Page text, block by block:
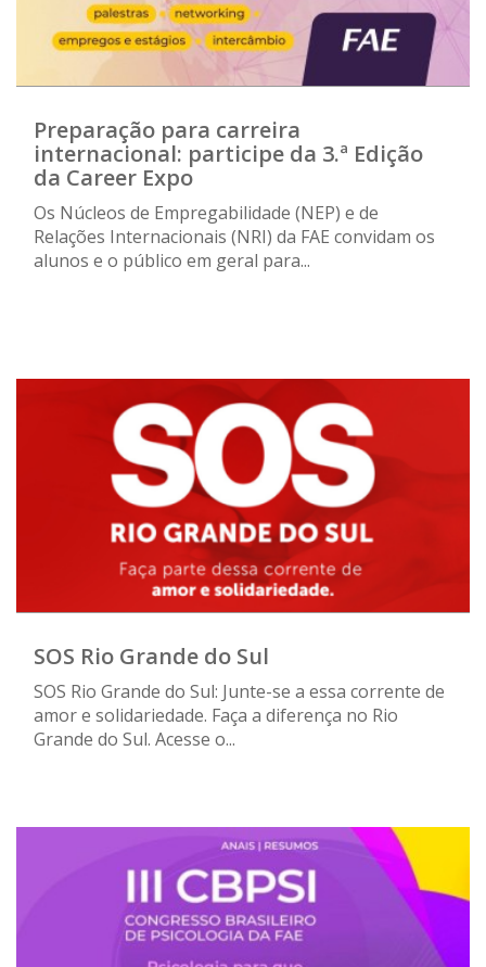
Preparação para carreira
internacional: participe da 3.ª Edição
da Career Expo
Os Núcleos de Empregabilidade (NEP) e de
Relações Internacionais (NRI) da FAE convidam os
alunos e o público em geral para...
SOS Rio Grande do Sul
SOS Rio Grande do Sul: Junte-se a essa corrente de
amor e solidariedade. Faça a diferença no Rio
Grande do Sul. Acesse o...